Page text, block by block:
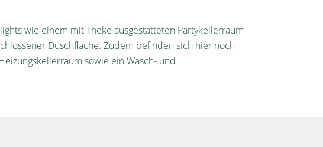
wie einem mit Theke ausgestatteten Partykellerraum
Duschfläche. Zudem befinden sich hier noch
sowie ein Wasch- und